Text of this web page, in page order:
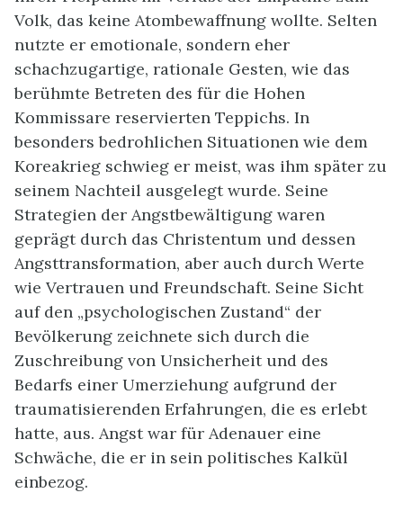
Volk, das keine Atombewaffnung wollte. Selten
nutzte er emotionale, sondern eher
schachzugartige, rationale Gesten, wie das
berühmte Betreten des für die Hohen
Kommissare reservierten Teppichs. In
besonders bedrohlichen Situationen wie dem
Koreakrieg schwieg er meist, was ihm später zu
seinem Nachteil ausgelegt wurde. Seine
Strategien der Angstbewältigung waren
geprägt durch das Christentum und dessen
Angsttransformation, aber auch durch Werte
wie Vertrauen und Freundschaft. Seine Sicht
auf den „psychologischen Zustand“ der
Bevölkerung zeichnete sich durch die
Zuschreibung von Unsicherheit und des
Bedarfs einer Umerziehung aufgrund der
traumatisierenden Erfahrungen, die es erlebt
hatte, aus. Angst war für Adenauer eine
Schwäche, die er in sein politisches Kalkül
einbezog.